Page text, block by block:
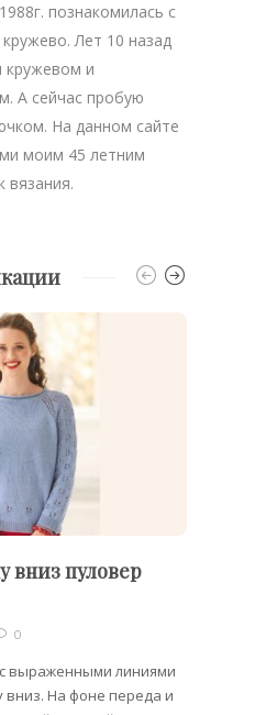
познакомилась с
Лет 10 назад
кружевом и
А сейчас пробую
На данном сайте
моим 45 летним
вязания.
вниз пуловер
0
выраженными линиями
вниз. На фоне переда и